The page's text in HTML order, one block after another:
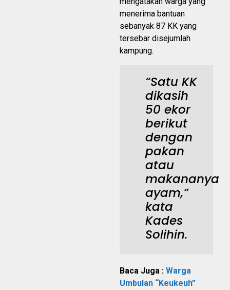
menerima bantuan
sebanyak 87 KK yang
tersebar disejumlah
kampung.
“Satu KK
dikasih
50 ekor
berikut
dengan
pakan
atau
makananya
ayam,”
kata
Kades
Solihin.
Baca Juga : Warga
Umbulan “Keukeuh”